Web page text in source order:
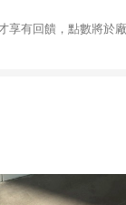
享有回饋，點數將於